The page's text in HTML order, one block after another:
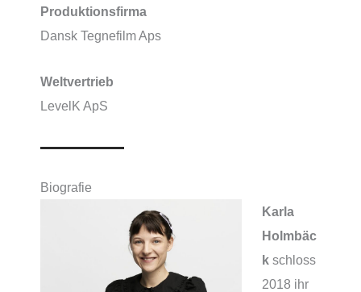
Produktionsfirma
Dansk Tegnefilm Aps
Weltvertrieb
LevelK ApS
Biografie
Karla
Holmbäc
kschloss
2018 ihr